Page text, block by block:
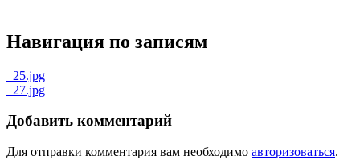
Навигация по записям
_25.jpg
_27.jpg
Добавить комментарий
Для отправки комментария вам необходимо авторизоваться.